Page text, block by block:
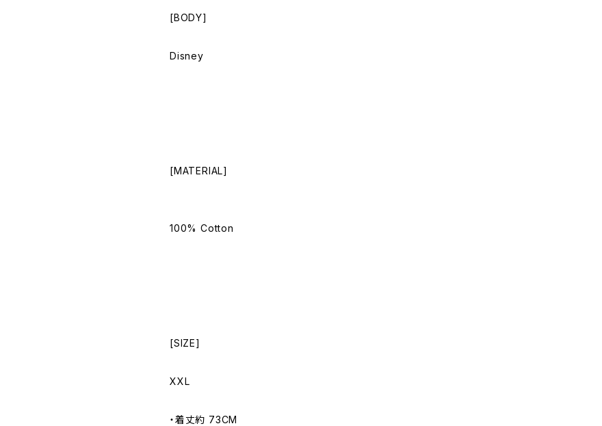
[BODY]
Disney
[MATERIAL]
100% Cotton
[SIZE]
XXL
・着丈約 73CM